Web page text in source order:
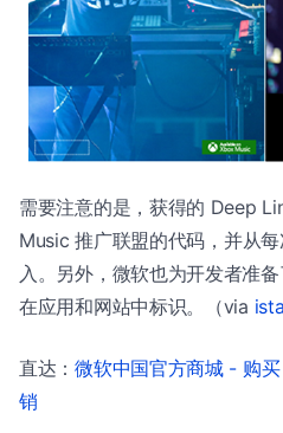
需要注意的是，获得的 Deep
Music 推广联盟的代码，并从
入。另外，微软也为开发者准
在应用和网站中标识。（via
直达：微软中国官方商城 - 购
销